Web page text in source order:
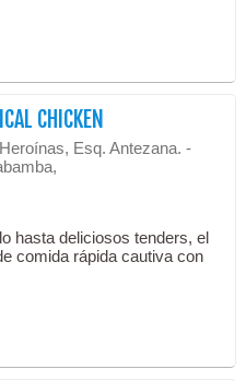
CHICKEN
Esq. Antezana. -
hasta deliciosos tenders, el
comida rápida cautiva con